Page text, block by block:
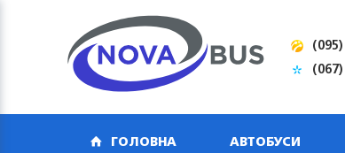
(095)
(067)
ГОЛОВНА АВТОБУСИ